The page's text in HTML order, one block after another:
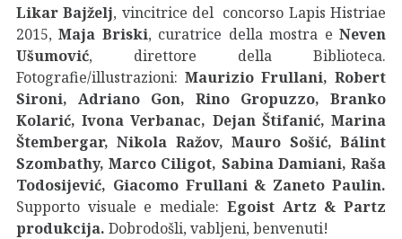
Likar Bajželj, vincitrice del concorso Lapis Histriae
2015,Maja Briski, curatrice della mostra eNeven
Ušumović, direttore della Biblioteca.
Fotografie/illustrazioni: Maurizio Frullani, Robert
Sironi, Adriano Gon, Rino Gropuzzo, Branko
Kolarić, Ivona Verbanac, Dejan Štifanić, Marina
Štembergar, Nikola Ražov, Mauro Sošić, Bálint
Szombathy, Marco Ciligot, Sabina Damiani, Raša
Todosijević, Giacomo Frullani & Zaneto Paulin.
Supporto visuale e mediale: Egoist Artz & Partz
produkcija. Dobrodošli, vabljeni, benvenuti!